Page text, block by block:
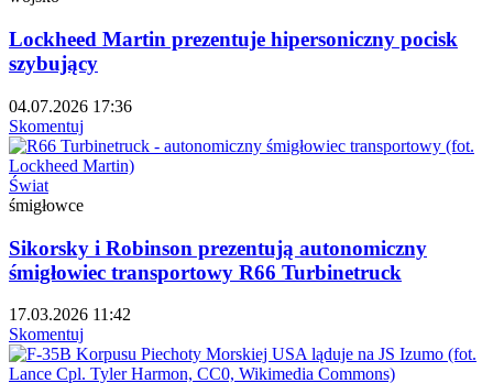
Lockheed Martin prezentuje hipersoniczny pocisk
szybujący
04.07.2026 17:36
Skomentuj
Świat
śmigłowce
Sikorsky i Robinson prezentują autonomiczny
śmigłowiec transportowy R66 Turbinetruck
17.03.2026 11:42
Skomentuj